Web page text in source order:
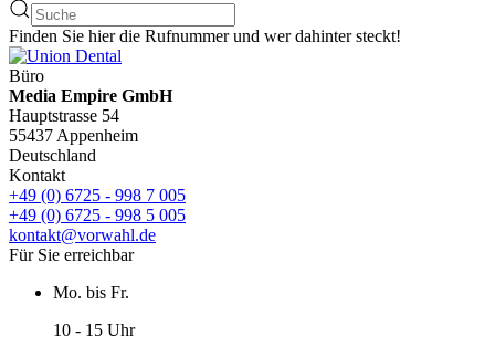
Finden Sie hier die Rufnummer und wer dahinter steckt!
Büro
Media Empire GmbH
Hauptstrasse 54
55437 Appenheim
Deutschland
Kontakt
+49 (0) 6725 - 998 7 005
+49 (0) 6725 - 998 5 005
kontakt@vorwahl.de
Für Sie erreichbar
Mo. bis Fr.
10 - 15 Uhr